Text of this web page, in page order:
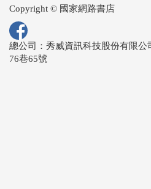
Copyright © 國家網路書店
總公司：秀威資訊科技股份有限公
76巷65號